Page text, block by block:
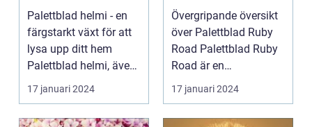
lysa upp ditt hem
Palettblad helmi - en
färgstarkt växt för att
lysa upp ditt hem
Palettblad helmi, även
känt som col...
17 januari 2024
Favorit för
Hemmet
Övergripande översikt
över Palettblad Ruby
Road Palettblad Ruby
Road är en
prydnadsväxt som har
bli...
17 januari 2024